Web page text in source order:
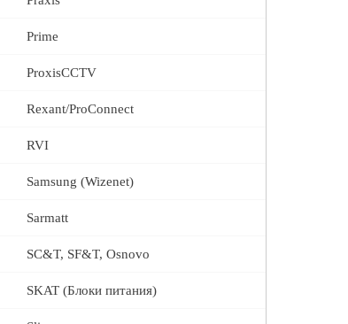
Prime
ProxisCCTV
Rexant/ProConnect
RVI
Samsung (Wizenet)
Sarmatt
SC&T, SF&T, Osnovo
SKAT (Блоки питания)